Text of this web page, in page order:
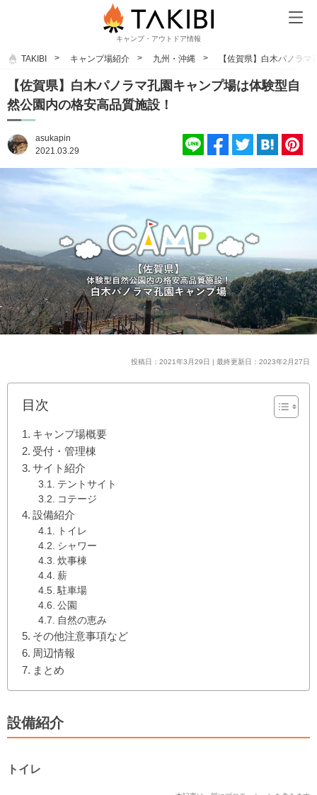
キャンプ・アウトドア情報
TAKIBI キャンプ場紹介 九州・沖縄 【佐賀県】白木パノラ
【佐賀県】白木パノラマ孔園キャンプ場は体験型自
然公園内の格安高品質施設！
asukapin
2021.03.29
投稿日：2021年3月29日 | 最終更新日：2023年2月27日
目次
キャンプ場概要
受付・管理棟
サイト紹介
テントサイト
コテージ
設備紹介
トイレ
シャワー
炊事棟
薪
駐車場
公園
自然の恵み
その他注意事項など
周辺情報
まとめ
設備紹介
トイレ